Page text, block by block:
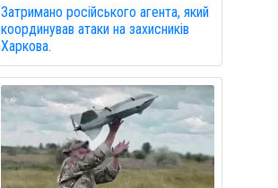
Затримано російського агента, який
координував атаки на захисників
Харкова.